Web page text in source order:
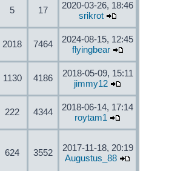
5 17
2020-03-26, 18:46
srikrot
2018 7464
2024-08-15, 12:45
flyingbear
1130 4186
2018-05-09, 15:11
jimmy12
222 4344
2018-06-14, 17:14
roytam1
624 3552
2017-11-18, 20:19
Augustus_88